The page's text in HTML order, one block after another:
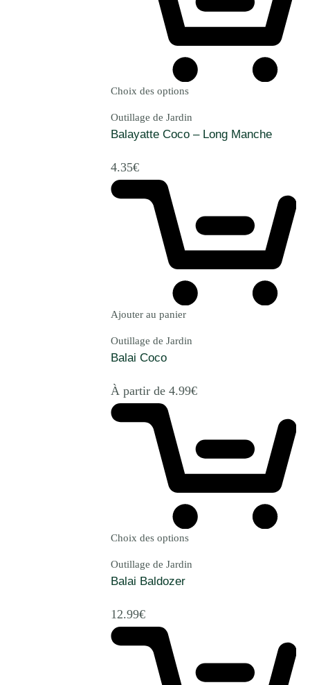
Choix des options
Outillage de Jardin
Balayatte Coco – Long Manche
4.35€
Ajouter au panier
Outillage de Jardin
Balai Coco
À partir de 4.99€
Choix des options
Outillage de Jardin
Balai Baldozer
12.99€